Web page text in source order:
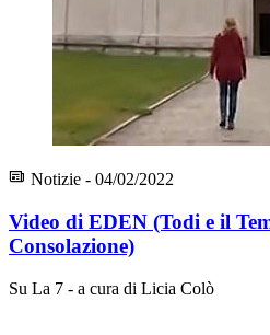
Notizie - 04/02/2022
Video di EDEN (Todi e il
Consolazione)
Su La 7 - a cura di Licia Colò